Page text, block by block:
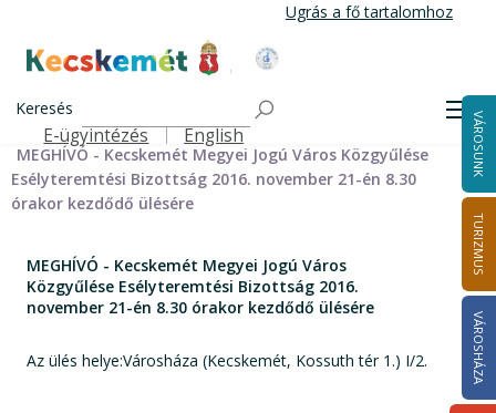
tartalomra
Ugrás a fő tartalomhoz
Kecskemét Város Honlapja
Keresés
Felső navigáció
E-ügyintézés English VÁROSUNK
TURIZMUS
VÁROSHÁZA
Önkormányzat
Bizottságok 2014-2024
Esélyteremtési Bizottság 2014-2024
Esélyteremtési Bizottság meghívói 2014-2019
MEGHÍVÓ - Kecskemét Megyei Jogú Város Közgyűlése
Esélyteremtési Bizottság 2016. november 21-én 8.30
órakor kezdődő ülésére
MEGHÍVÓ - Kecskemét Megyei Jogú Város
Közgyűlése Esélyteremtési Bizottság 2016.
november 21-én 8.30 órakor kezdődő ülésére
Az ülés helye:Városháza (Kecskemét, Kossuth tér 1.) I/2.